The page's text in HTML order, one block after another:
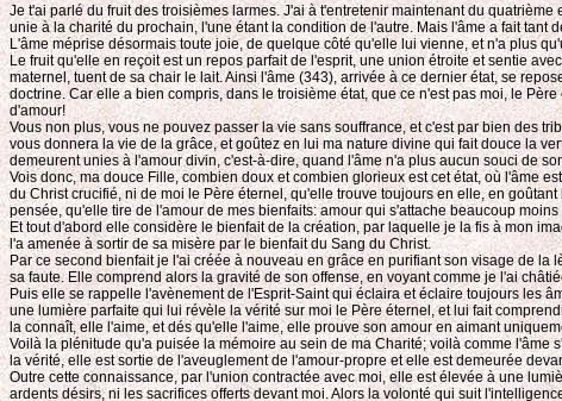
Je t'ai parlé du fruit des troisièmes larmes. J'ai à t'entretenir maintenant du
unie à la charité du prochain, l'une étant la condition de l'autre. Mais l'âme a fait
L'âme méprise désormais toute joie, de quelque côté qu'elle lui vienne, et n'a plus
Le fruit qu'elle en reçoit est un repos parfait de l'esprit, une union étroite et sentie
maternel, tuent de sa chair le lait. Ainsi l'âme (343), arrivée à ce dernier état, se
doctrine. Car elle a bien compris, dans le troisième état, que ce n'est pas moi, le
d'amour!
Vous non plus, vous ne pouvez passer la vie sans souffrance, et c'est par bien des
vous donnera la vie de la grâce, et goûtez en lui ma nature divine qui fait douce la
demeurent unies à l'amour divin, c'est-à-dire, quand l'âme n'a plus aucun souci de
Vois donc, ma douce Fille, combien doux et combien glorieux est cet état, où l'âme
du Christ crucifié, ni de moi le Père éternel, qu'elle trouve toujours en elle, en
pensée, qu'elle tire de l'amour de mes bienfaits: amour qui s'attache beaucoup
Et tout d'abord elle considère le bienfait de la création, par laquelle je la fis à mon
l'a amenée à sortir de sa misère par le bienfait du Sang du Christ.
Par ce second bienfait je l'ai créée à nouveau en grâce en purifiant son visage de
sa faute. Elle comprend alors la gravité de son offense, en voyant comme je l'ai
Puis elle se rappelle l'avènement de l'Esprit-Saint qui éclaira et éclaire toujours les
une lumière parfaite qui lui révèle la vérité sur moi le Père éternel, et lui fait
la connaît, elle l'aime, et dés qu'elle l'aime, elle prouve son amour en aimant
Voilà la plénitude qu'a puisée la mémoire au sein de ma Charité; voilà comme
la vérité, elle est sortie de l'aveuglement de l'amour-propre et elle est demeurée
Outre cette connaissance, par l'union contractée avec moi, elle est élevée à une
ardents désirs, ni les sacrifices offerts devant moi. Alors la volonté qui suit